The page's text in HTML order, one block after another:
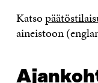
Katso
aineistoon